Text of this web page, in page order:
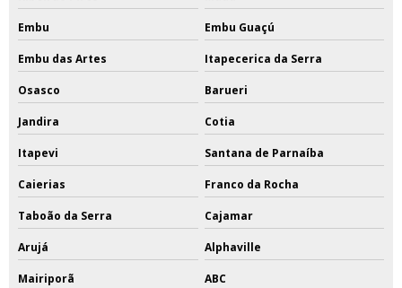
Embu Embu Guaçú
Embu das Artes Itapecerica da Serra
Osasco Barueri
Jandira Cotia
Itapevi Santana de Parnaíba
Caierias Franco da Rocha
Taboão da Serra Cajamar
Arujá Alphaville
Mairiporã ABC